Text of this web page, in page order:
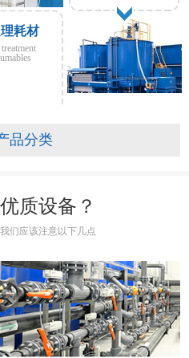
耗材
品分类
质设备？
们应该注意以下几点